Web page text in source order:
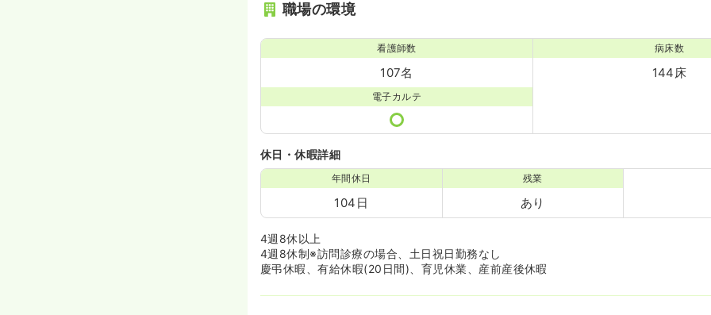
職場の環境
看護師数
107名
病床数
144床
電子カルテ
休日・休暇詳細
年間休日
104日
残業
あり
4週8休以上
4週8休制※訪問診療の場合、土日祝日勤務なし
慶弔休暇、有給休暇(20日間)、育児休業、産前産後休暇